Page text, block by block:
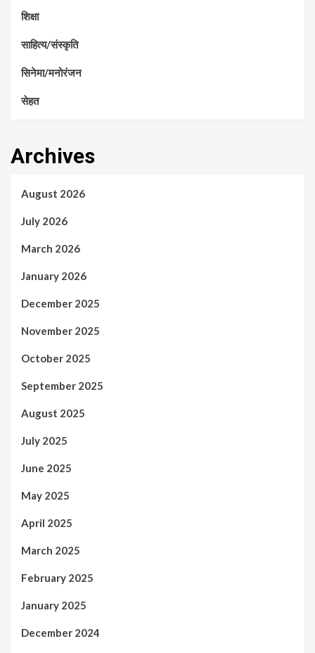
शिक्षा
साहित्य/संस्कृति
सिनेमा/मनोरंजन
सेहत
Archives
August 2026
July 2026
March 2026
January 2026
December 2025
November 2025
October 2025
September 2025
August 2025
July 2025
June 2025
May 2025
April 2025
March 2025
February 2025
January 2025
December 2024